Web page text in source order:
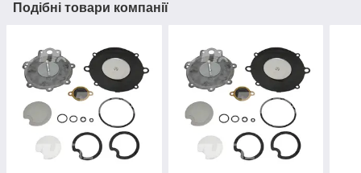
Подібні товари компанії